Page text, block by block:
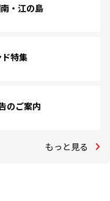
・江の島
特集
のご案内
もっと見る